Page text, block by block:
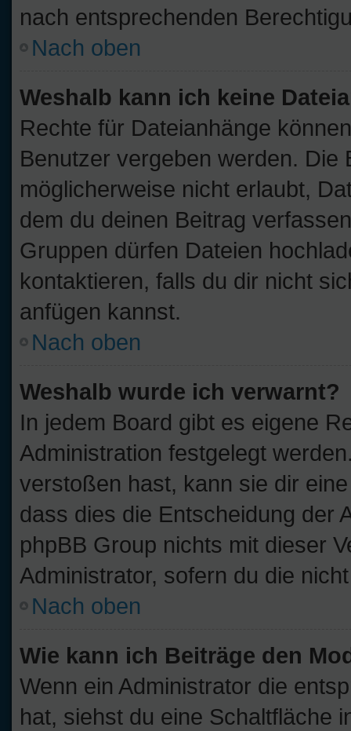
nach entsprechenden
Nach oben
Weshalb kann ich keine
Rechte für Dateianhänge
Benutzer vergeben werden. Die
möglicherweise nicht erlaubt,
dem du deinen Beitrag
Gruppen dürfen Dateien
kontaktieren, falls du dir nicht
anfügen kannst.
Nach oben
Weshalb wurde ich verwarnt?
In jedem Board gibt es eigene
Administration festgelegt
verstoßen hast, kann sie dir
dass dies die Entscheidung der
phpBB Group nichts mit dieser
Administrator, sofern du die
Nach oben
Wie kann ich Beiträge den
Wenn ein Administrator die
hat, siehst du eine Schaltfläche